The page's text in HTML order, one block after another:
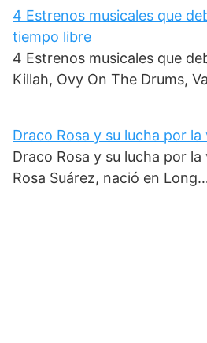
4 Estrenos musicales que
tiempo libre
4 Estrenos musicales que
Killah, Ovy On The Drums,
Draco Rosa y su lucha por la
Draco Rosa y su lucha por
Rosa Suárez, nació en